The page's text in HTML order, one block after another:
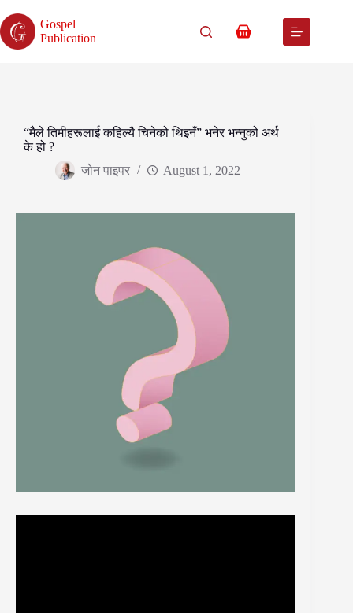
to
content
Gospel
Publication
Shopping
“मैले तिमीहरूलाई कहिल्यै चिनेको थिइनँ” भनेर भन्नुको अर्थ
के हो ?
जोन पाइपर
August 1, 2022